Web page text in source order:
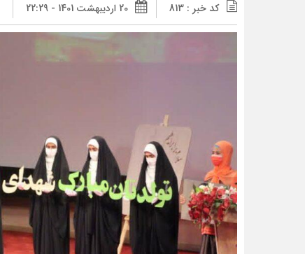
کد خبر : 813 20 اردیبهشت 1401 - 22:29